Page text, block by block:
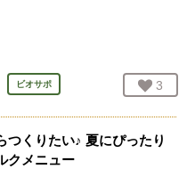
ビオサポ お気
3
つくりたい♪ 夏にぴったり
クメニュー